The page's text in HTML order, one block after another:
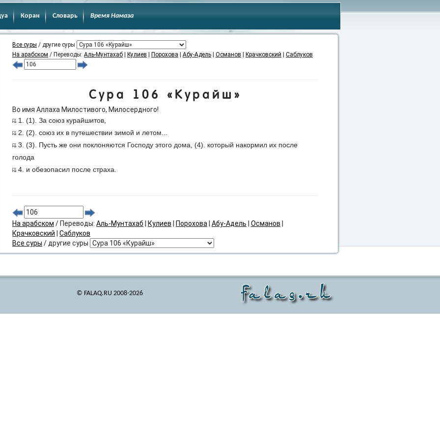
Коран Словарь Время Намаза
Все суры / другие суры
На арабском / Переводы: Аль-Мунтахаб Кулиев Порохова Абу-Адель Османов Крачковский Саблуков
Сура 106 «Курайш»
Во имя Аллаха Милостивого, Милосердного!
1. (1). За союз курайшитов,
2. (2). союз их в путешествии зимой и летом...
3. (3). Пусть же они поклоняются Господу этого дома, (4). который накормил их после
голода
4. и обезопасил после страха.
На арабском / Переводы: Аль-Мунтахаб Кулиев Порохова Абу-Адель Османов
Крачковский
Саблуков
Все суры / другие суры
© FALAQ.RU 2008-2026 falaq.ru